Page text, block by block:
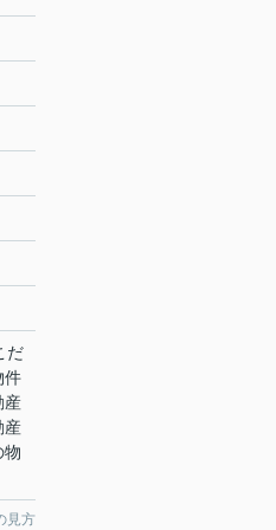
だ
件
産
産
物
見方